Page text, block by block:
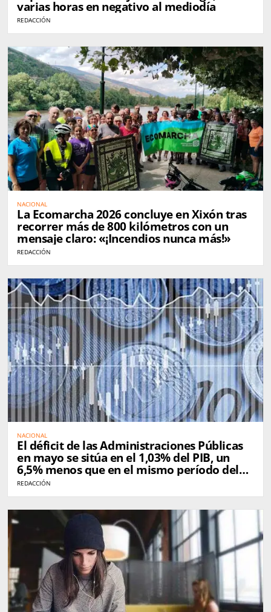
varias horas en negativo al mediodía
REDACCIÓN
NACIONAL
La Ecomarcha 2026 concluye en Xixón tras
recorrer más de 800 kilómetros con un
mensaje claro: «¡Incendios nunca más!»
REDACCIÓN
NACIONAL
El déficit de las Administraciones Públicas
en mayo se sitúa en el 1,03% del PIB, un
6,5% menos que en el mismo período del
año pasado
REDACCIÓN